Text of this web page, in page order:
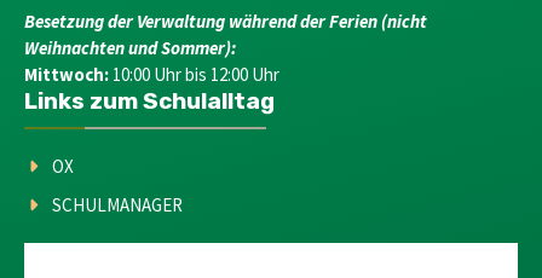
Besetzung der Verwaltung während der Ferien (nicht
Weihnachten und Sommer):
Mittwoch: 10:00 Uhr bis 12:00 Uhr
Links zum Schulalltag
OX
SCHULMANAGER